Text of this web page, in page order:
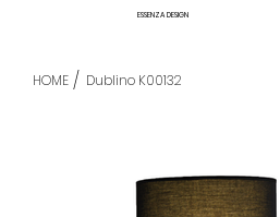
ESSENZA DESIGN
HOME / Dublino K00132